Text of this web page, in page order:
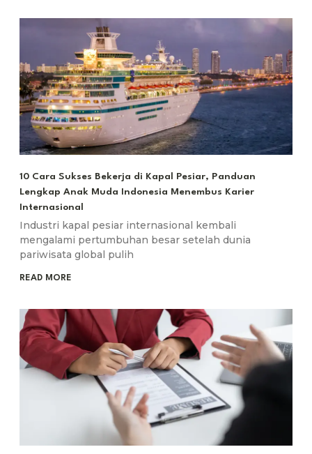
10 Cara Sukses Bekerja di Kapal Pesiar, Panduan
Lengkap Anak Muda Indonesia Menembus Karier
Internasional
Industri kapal pesiar internasional kembali
mengalami pertumbuhan besar setelah dunia
pariwisata global pulih
READ MORE